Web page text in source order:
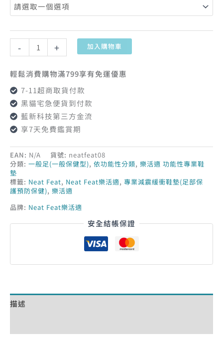
- + 加入購物車
輕鬆消費購物滿799享有免運優惠
7-11超商取貨付款
黑貓宅急便貨到付款
藍新科技第三方金流
享7天免費鑑賞期
EAN: N/A 貨號: neatfeat08
分類: 一般足(一般保健型), 依功能性分類, 樂活適 功能性專業鞋
墊
標籤: Neat Feat, Neat Feat樂活適, 專業減震緩衝鞋墊(足部保
護預防保健), 樂活適
品牌: Neat Feat樂活適
安全結帳保證
描述